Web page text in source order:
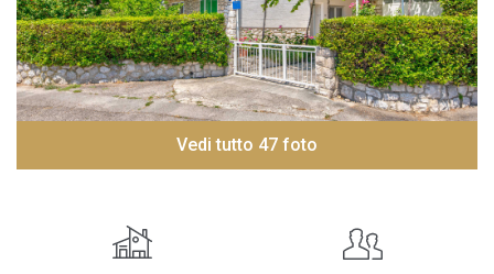
Vedi tutto 47 foto